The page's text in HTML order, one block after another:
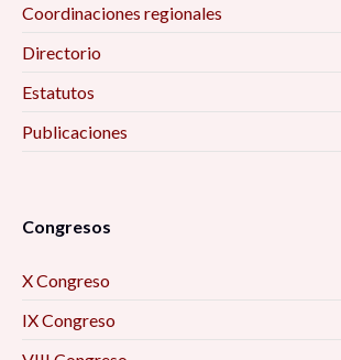
Coordinaciones regionales
Directorio
Estatutos
Publicaciones
Congresos
X Congreso
IX Congreso